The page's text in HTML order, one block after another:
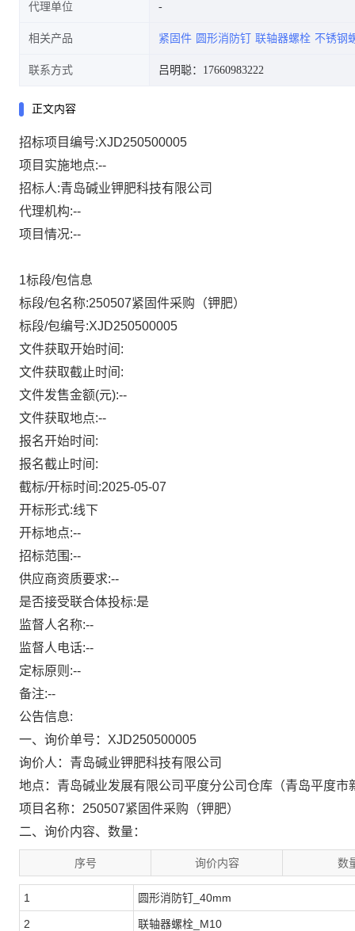
代理单位
相关产品 紧固件 圆形消防钉 联轴器螺栓 不锈钢
联系方式 吕明聪：17660983222
正文内容
招标项目编号:XJD250500005
项目实施地点:--
招标人:青岛碱业钾肥科技有限公司
代理机构:--
项目情况:--
1标段/包信息
标段/包名称:250507紧固件采购（钾肥）
标段/包编号:XJD250500005
文件获取开始时间:
文件获取截止时间:
文件发售金额(元):--
文件获取地点:--
报名开始时间:
报名截止时间:
截标/开标时间:2025-05-07
开标形式:线下
开标地点:--
招标范围:--
供应商资质要求:--
是否接受联合体投标:是
监督人名称:--
监督人电话:--
定标原则:--
备注:--
公告信息:
一、询价单号： XJD250500005
询价人：青岛碱业钾肥科技有限公司
地点：青岛碱业发展有限公司平度分公司仓库（青岛平度
项目名称：250507紧固件采购（钾肥）
二、询价内容、数量：
序号 询价内容 数
1 圆形消防钉_40mm
2 联轴器螺栓_M10